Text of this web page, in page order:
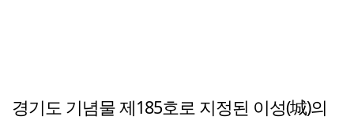
경기도 기념물 제185호로 지정된 이성(城)의